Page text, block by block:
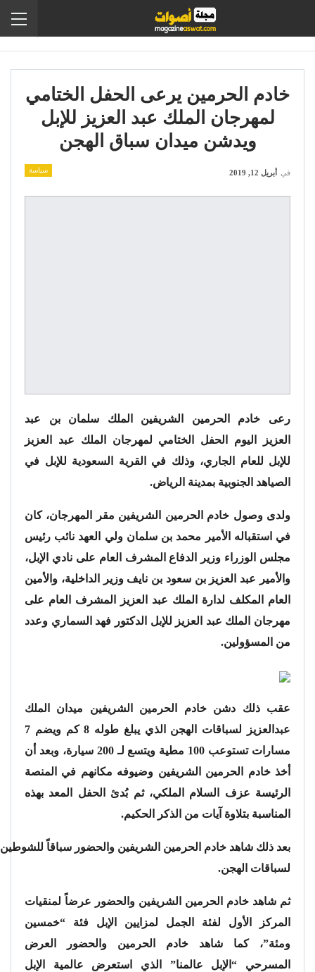
خادم الحرمين يرعى الحفل الختامي
لمهرجان الملك عبد العزيز للإبل
ويدشن ميدان سباق الهجن
سياسة في أبريل 12, 2019
رعى خادم الحرمين الشريفين الملك سلمان بن عبد
العزيز اليوم الحفل الختامي لمهرجان الملك عبد العزيز
للإبل للعام الجاري، وذلك في القرية السعودية للإبل في
الصياهد الجنوبية بمدينة الرياض.
ولدى وصول خادم الحرمين الشريفين مقر المهرجان، كان
في استقباله الأمير محمد بن سلمان ولي العهد نائب رئيس
مجلس الوزراء وزير الدفاع المشرف العام على نادي الإبل،
والأمير عبد العزيز بن سعود بن نايف وزير الداخلية، والأمين
العام المكلف لدارة الملك عبد العزيز المشرف العام على
مهرجان الملك عبد العزيز للإبل الدكتور فهد السماري وعدد
من المسؤولين.
عقب ذلك دشن خادم الحرمين الشريفين ميدان الملك
عبدالعزيز لسباقات الهجن الذي يبلغ طوله 8 كم ويضم 7
مسارات تستوعب 100 مطية ويتسع لـ 200 سيارة، وبعد أن
أخذ خادم الحرمين الشريفين وضيوفه مكانهم في المنصة
الرئيسة عزف السلام الملكي، ثم بُدئ الحفل المعد بهذه
المناسبة بتلاوة آيات من الذكر الحكيم.
بعد ذلك شاهد خادم الحرمين الشريفين والحضور سباقاً للشوطين
لسباقات الهجن.
ثم شاهد خادم الحرمين الشريفين والحضور عرضاً لمنقيات
المركز الأول لفئة الجمل لمزايين الإبل فئة “خمسين
ومئة”، كما شاهد خادم الحرمين والحضور العرض
المسرحي “الإبل عالمنا” الذي استعرض عالمية الإبل